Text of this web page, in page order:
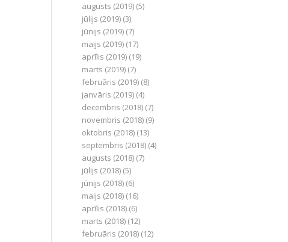
augusts (2019) (5)
jūlijs (2019) (3)
jūnijs (2019) (7)
maijs (2019) (17)
aprīlis (2019) (19)
marts (2019) (7)
februāris (2019) (8)
janvāris (2019) (4)
decembris (2018) (7)
novembris (2018) (9)
oktobris (2018) (13)
septembris (2018) (4)
augusts (2018) (7)
jūlijs (2018) (5)
jūnijs (2018) (6)
maijs (2018) (16)
aprīlis (2018) (6)
marts (2018) (12)
februāris (2018) (12)